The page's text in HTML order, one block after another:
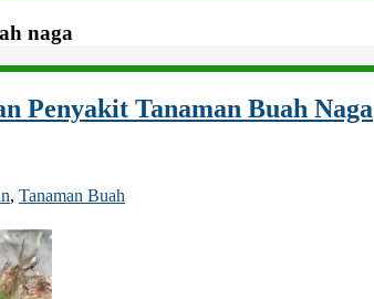
naga
Penyakit Tanaman Buah Naga
, Tanaman Buah